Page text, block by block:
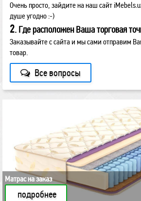
Очень просто, зайдите на наш сайт
душе угодно :-)
2. Где расположен Ваша торговая
Заказывайте с сайта и мы сами отправим
товар.
Все вопросы
Матрас на заказ
подробнее